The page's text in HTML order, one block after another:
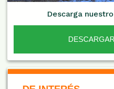
Descarga
De Interés